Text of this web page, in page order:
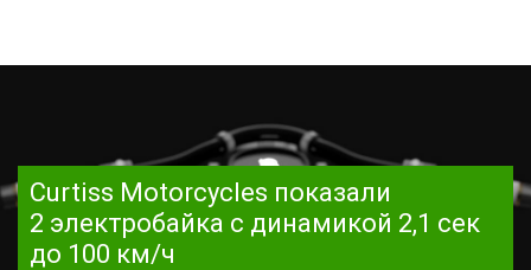
Curtiss Motorcycles показали
2 электробайка с динамикой 2,1 сек
до 100 км/ч